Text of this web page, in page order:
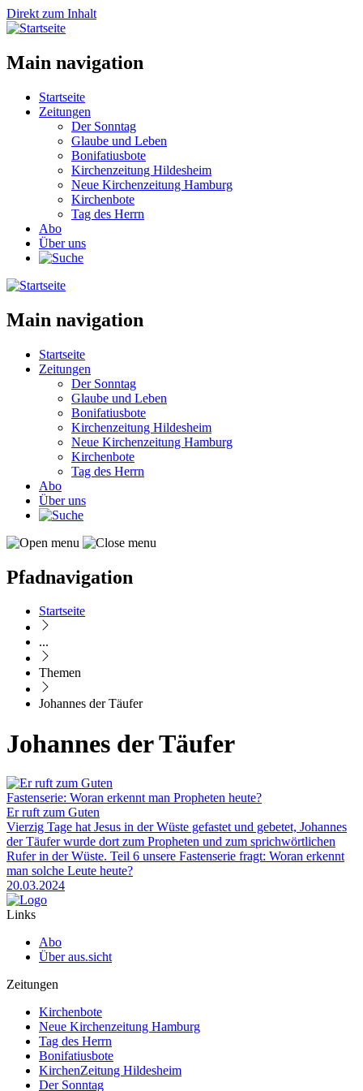
Direkt zum Inhalt
Main navigation
Startseite
Zeitungen
Der Sonntag
Glaube und Leben
Bonifatiusbote
Kirchenzeitung Hildesheim
Neue Kirchenzeitung Hamburg
Kirchenbote
Tag des Herrn
Abo
Über uns
Main navigation
Startseite
Zeitungen
Der Sonntag
Glaube und Leben
Bonifatiusbote
Kirchenzeitung Hildesheim
Neue Kirchenzeitung Hamburg
Kirchenbote
Tag des Herrn
Abo
Über uns
Pfadnavigation
Startseite
...
Themen
Johannes der Täufer
Johannes der Täufer
Fastenserie: Woran erkennt man Propheten heute?
Er ruft zum Guten
Vierzig Tage hat Jesus in der Wüste gefastet und gebetet, Johannes
der Täufer wurde dort zum Propheten und zum sprichwörtlichen
Rufer in der Wüste. Teil 6 unsere Fastenserie fragt: Woran erkennt
man solche Leute heute?
20.03.2024
Links
Abo
Über aus.sicht
Zeitungen
Kirchenbote
Neue Kirchenzeitung Hamburg
Tag des Herrn
Bonifatiusbote
KirchenZeitung Hildesheim
Der Sonntag